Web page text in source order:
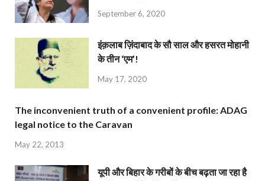
September 6, 2020
इंक़लाब ज़िंदाबाद के सौ साल और हसरत मोहानी
के तीन ‘एम’!
May 17, 2020
The inconvenient truth of a convenient profile: ADAG
legal notice to the Caravan
May 22, 2013
यूपी और बिहार के गरीबों के बीच बढ़ता जा रहा है